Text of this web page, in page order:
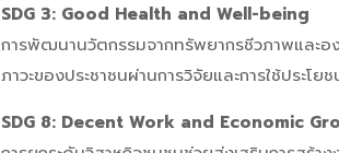
SDG 3: Good Health and Well-being
การพัฒนานวัตกรรมจากทรัพยากรชีวภาพและ
ภาวะของประชาชนผ่านการวิจัยและการใช้ประ
SDG 8: Decent Work and Economic